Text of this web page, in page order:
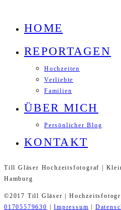
HOME
REPORTAGEN
Hochzeiten
Verliebte
Familien
ÜBER MICH
Persönlicher Blog
KONTAKT
Till Gläser Hochzeitsfotograf |
Hamburg
©2017 Till Gläser |
01705579630
|Impressum